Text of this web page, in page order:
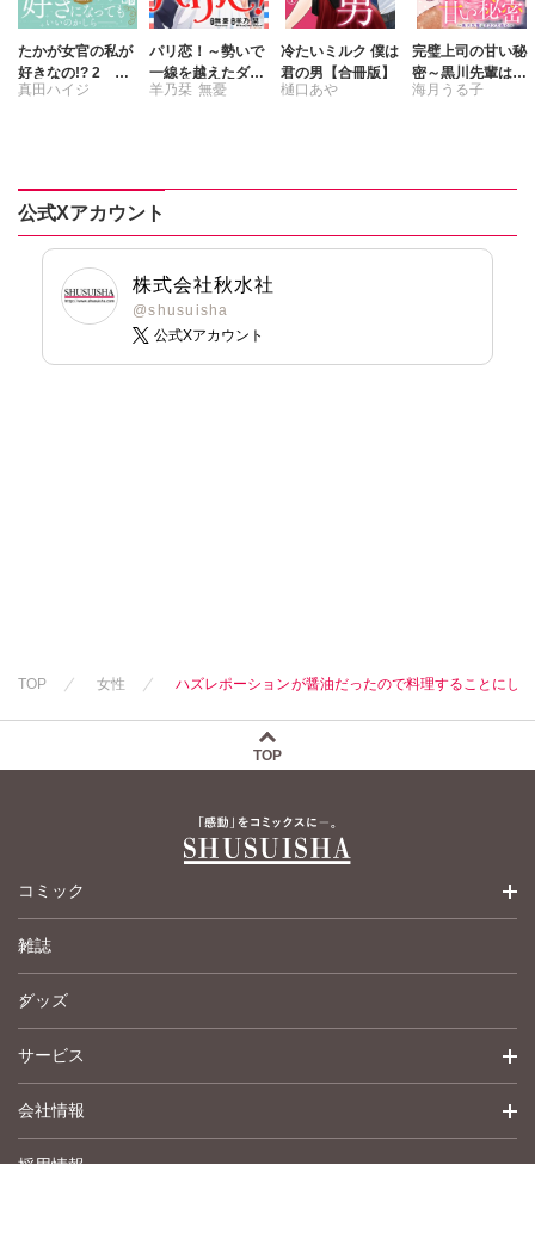
たかが女官の私が
好きなの!? 2 婚
約破棄された姫様
真田ハイジ
パリ恋！～勢いで
一線を越えたダサ
眼鏡、京都の御曹
羊乃栞 無憂
冷たいミルク 僕は
君の男【合冊版】
樋口あや
完璧上司の甘い秘
密～黒川先輩はオ
カン力高め～【合
海月うる子
公式Xアカウント
株式会社秋水社
@shusuisha
公式Xアカウント
TOP 女性 ハズレポーションが醤油だったので料理することにし
TOP
コミック
少女コミック
女性コミック
ペットコミック
青年コミック
英語版コミック
雑誌
グッズ
サービス
詳細検索
履歴
会社情報
トップメッセージ
採用情報